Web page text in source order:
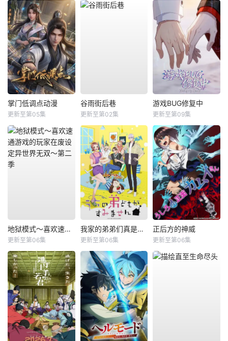
掌门低调点动漫
更新至第05集
谷雨街后巷
更新至第02集
游戏BUG修复中
更新至第09集
地狱模式～喜欢速通游戏的玩家在废设定异世界无双～第二季
更新至第06集
我家的弟弟们真是让您费心了
更新至第06集
正后方的神威
更新至第06集